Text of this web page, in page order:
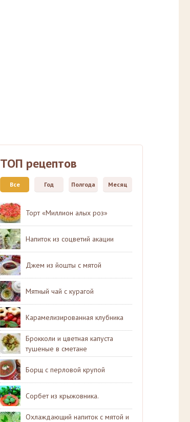
ТОП рецептов
Все Год Полгода Месяц
Торт «Миллион алых роз»
Напиток из соцветий акации
Джем из йошты с мятой
Мятный чай с курагой
Карамелизированная клубника
Брокколи и цветная капуста
тушеные в сметане
Борщ с перловой крупой
Сорбет из крыжовника.
Охлаждающий напиток с мятой и